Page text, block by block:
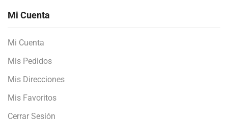
Mi Cuenta
Mi Cuenta
Mis Pedidos
Mis Direcciones
Mis Favoritos
Cerrar Sesión